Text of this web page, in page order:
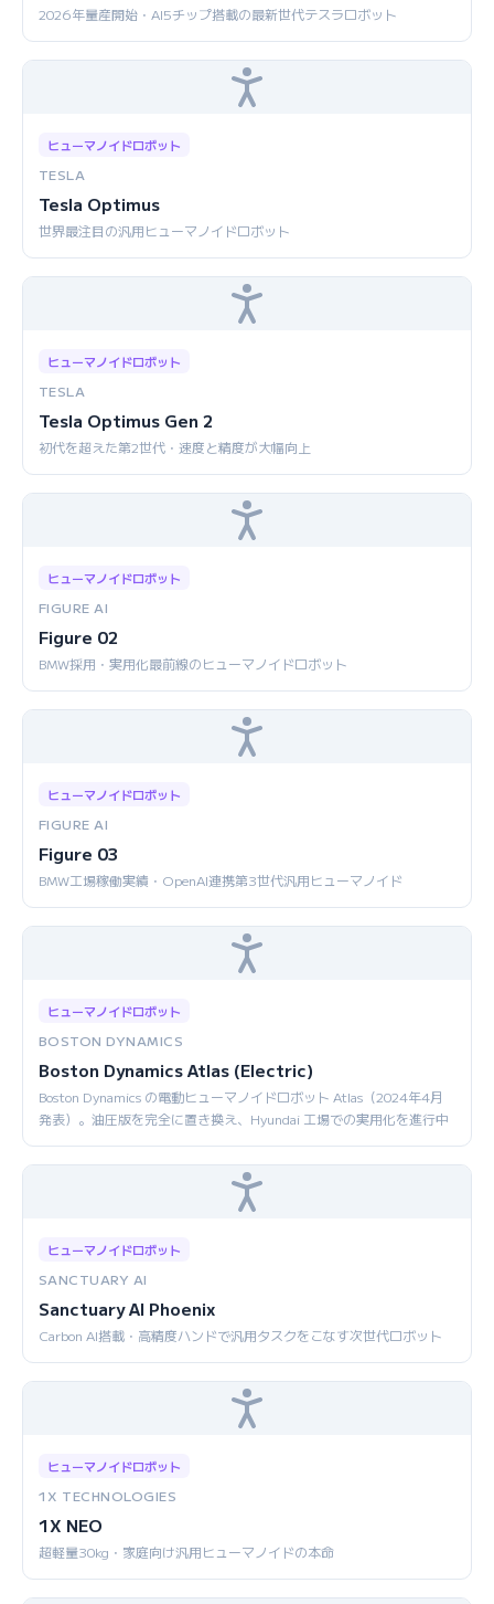
2026年量産開始・AI5チップ搭載の最新世代テスラロボット
ヒューマノイドロボット
TESLA
Tesla Optimus
世界最注目の汎用ヒューマノイドロボット
ヒューマノイドロボット
TESLA
Tesla Optimus Gen 2
初代を超えた第2世代・速度と精度が大幅向上
ヒューマノイドロボット
FIGURE AI
Figure 02
BMW採用・実用化最前線のヒューマノイドロボット
ヒューマノイドロボット
FIGURE AI
Figure 03
BMW工場稼働実績・OpenAI連携第3世代汎用ヒューマノイド
ヒューマノイドロボット
BOSTON DYNAMICS
Boston Dynamics Atlas (Electric)
Boston Dynamics の電動ヒューマノイドロボット Atlas（2024年4月
発表）。油圧版を完全に置き換え、Hyundai 工場での実用化を進行中
ヒューマノイドロボット
SANCTUARY AI
Sanctuary AI Phoenix
Carbon AI搭載・高精度ハンドで汎用タスクをこなす次世代ロボット
ヒューマノイドロボット
1X TECHNOLOGIES
1X NEO
超軽量30kg・家庭向け汎用ヒューマノイドの本命